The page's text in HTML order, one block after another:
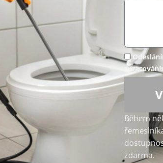
Během
zdarma.